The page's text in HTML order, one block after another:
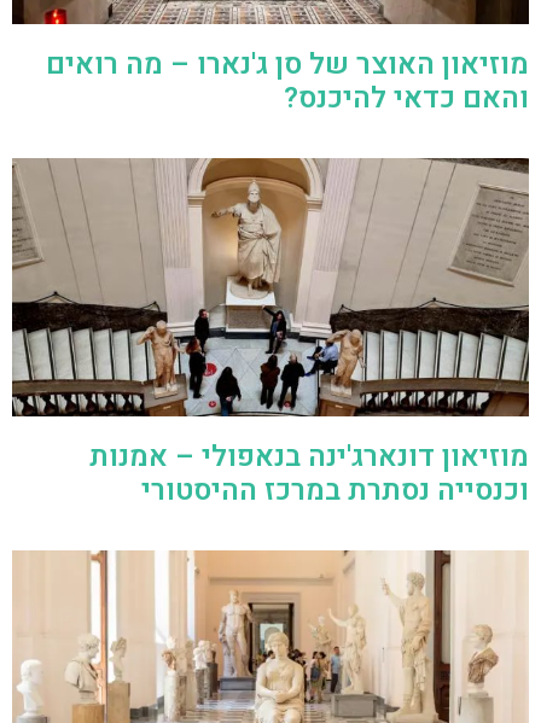
מוזיאון האוצר של סן ג'נארו – מה רואים
והאם כדאי להיכנס?
מוזיאון דונארג'ינה בנאפולי – אמנות
וכנסייה נסתרת במרכז ההיסטורי